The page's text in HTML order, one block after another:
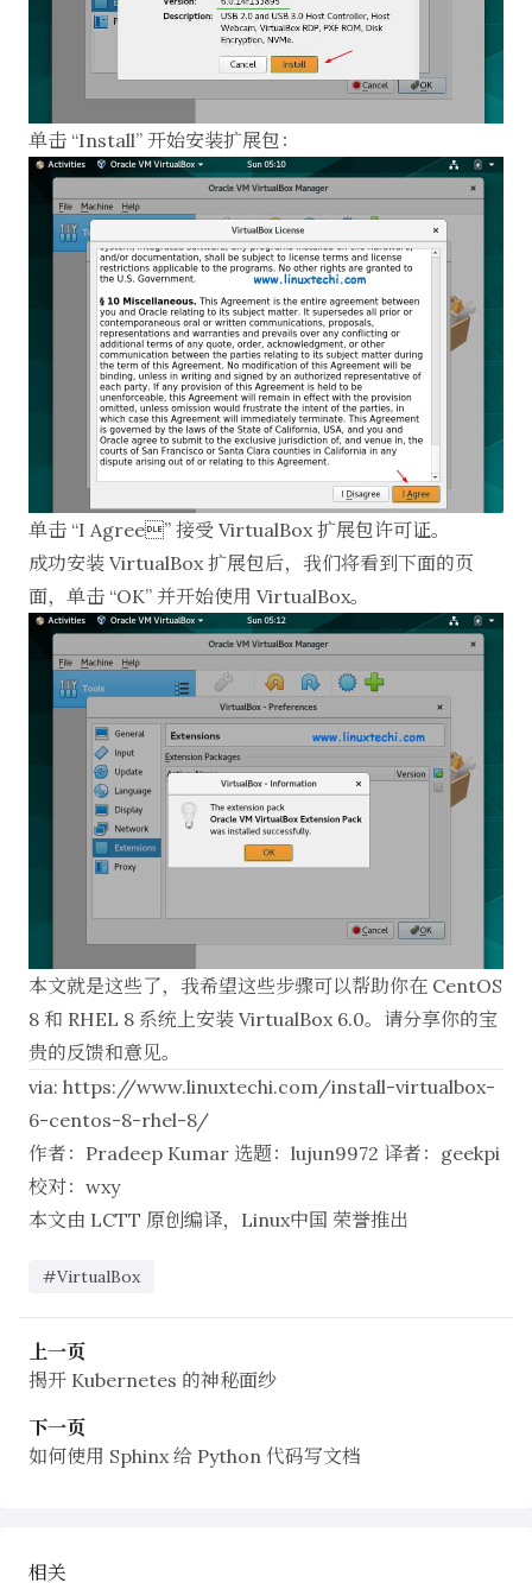
单击 “Install” 开始安装扩展包：
单击 “I Agree” 接受 VirtualBox 扩展包许可证。
成功安装 VirtualBox 扩展包后，我们将看到下面的页
面，单击 “OK” 并开始使用 VirtualBox。
本文就是这些了，我希望这些步骤可以帮助你在 CentOS
8 和 RHEL 8 系统上安装 VirtualBox 6.0。请分享你的宝
贵的反馈和意见。
via: https://www.linuxtechi.com/install-virtualbox-
6-centos-8-rhel-8/
作者： Pradeep Kumar 选题： lujun9972 译者： geekpi
校对： wxy
本文由 LCTT 原创编译， Linux中国 荣誉推出
#VirtualBox
上一页
揭开 Kubernetes 的神秘面纱
下一页
如何使用 Sphinx 给 Python 代码写文档
相关